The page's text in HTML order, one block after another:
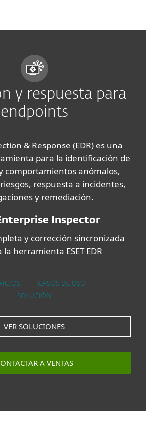
y respuesta para
endpoints
& Response (EDR) es una
para la identificación de
comportamientos anómalos,
respuesta a incidentes,
y remediación.
Enterprise Inspector
y corrección sincronizada
la herramienta ESET EDR
CASOS DE USO
SOLUCIÓN
VER SOLUCIONES
A VENTAS